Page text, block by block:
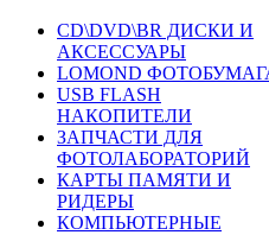
CD\DVD\BR ДИСКИ И
АКСЕССУАРЫ
LOMOND
USB FLASH
НАКОПИТЕЛИ
ЗАПЧАСТИ ДЛЯ
ФОТОЛАБОРАТОРИЙ
КАРТЫ ПАМЯТИ И
РИДЕРЫ
КОМПЬЮТЕРНЫЕ